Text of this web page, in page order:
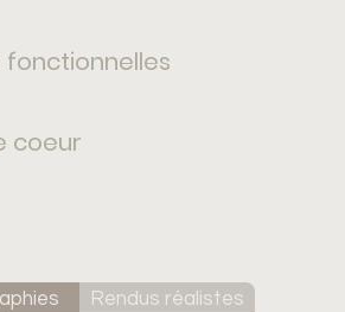
fonctionnelles
coeur
Rendus réalistes